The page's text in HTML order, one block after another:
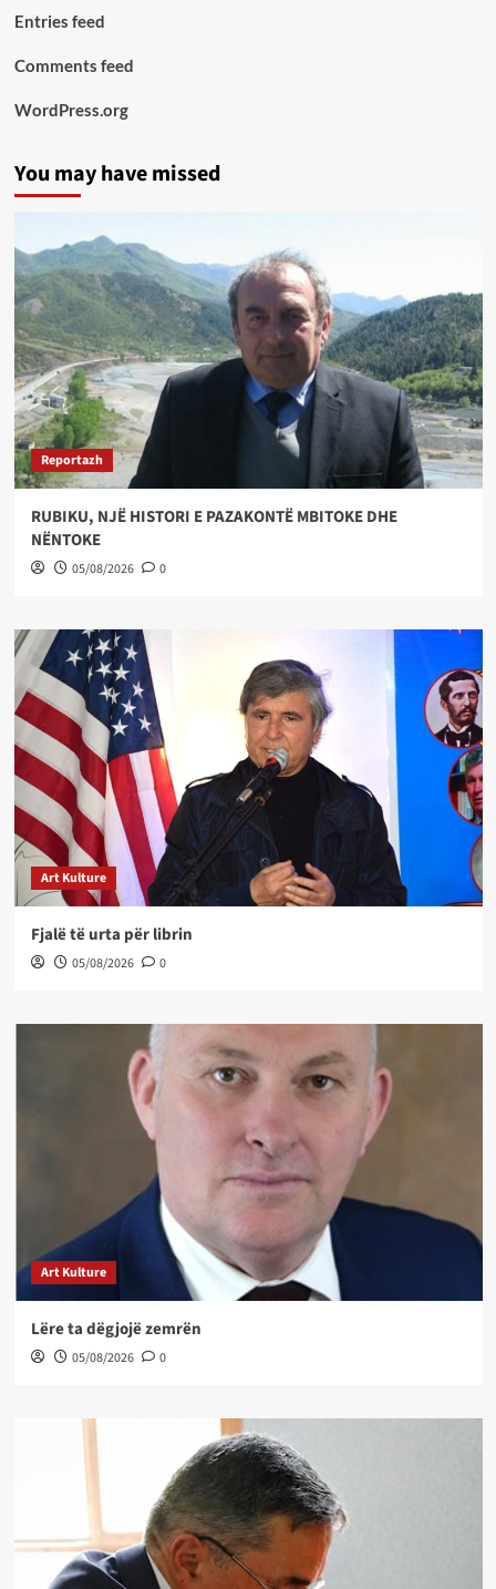
Entries feed
Comments feed
WordPress.org
You may have missed
Reportazh
RUBIKU, NJË HISTORI E PAZAKONTË MBITOKE DHE
NËNTOKE
05/08/2026 0
Art Kulture
Fjalë të urta për librin
05/08/2026 0
Art Kulture
Lëre ta dëgjojë zemrën
05/08/2026 0